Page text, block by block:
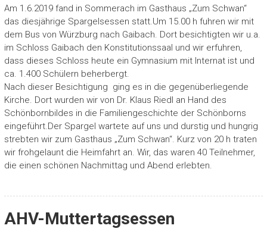
Am 1.6.2019 fand in Sommerach im Gasthaus „Zum Schwan“
das diesjährige Spargelsessen statt.Um 15.00 h fuhren wir mit
dem Bus von Würzburg nach Gaibach. Dort besichtigten wir u.a.
im Schloss Gaibach den Konstitutionssaal und wir erfuhren,
dass dieses Schloss heute ein Gymnasium mit Internat ist und
ca. 1.400 Schülern beherbergt.
Nach dieser Besichtigung ging es in die gegenüberliegende
Kirche. Dort wurden wir von Dr. Klaus Riedl an Hand des
Schönbornbildes in die Familiengeschichte der Schönborns
eingeführt.Der Spargel wartete auf uns und durstig und hungrig
strebten wir zum Gasthaus „Zum Schwan“. Kurz von 20 h traten
wir frohgelaunt die Heimfahrt an. Wir, das waren 40 Teilnehmer,
die einen schönen Nachmittag und Abend erlebten.
AHV-Muttertagsessen